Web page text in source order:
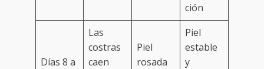
ción
Días 8 a
Las
costras
caen
Piel
rosada
Piel
estable
y